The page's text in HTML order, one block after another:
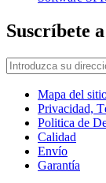
Suscríbete
Mapa del
Privacidad,
Politica de
Calidad
Envío
Garantía